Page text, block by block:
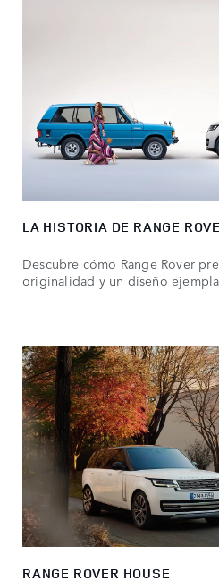
LA HISTORIA DE RANGE
Descubre cómo Range Rover
originalidad y un diseño
RANGE ROVER HOUSE